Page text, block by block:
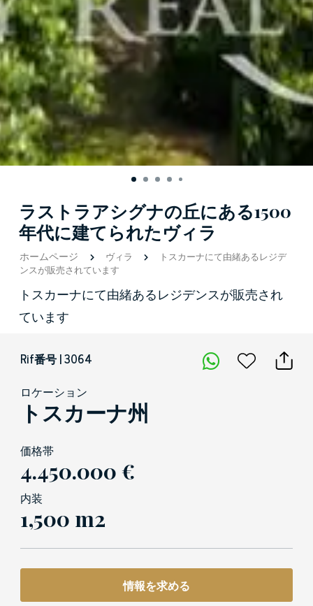
ラストラアシグナの丘にある1500
年代に建てられたヴィラ
ホームページ ヴィラ
トスカーナにて由緒あるレジデ
ンスが販売されています
トスカーナにて由緒あるレジデンスが販売され
ています
Rif番号 | 3064
ロケーション
トスカーナ州
価格帯
4.450.000 €
内装
1,500 m2
情報を求める